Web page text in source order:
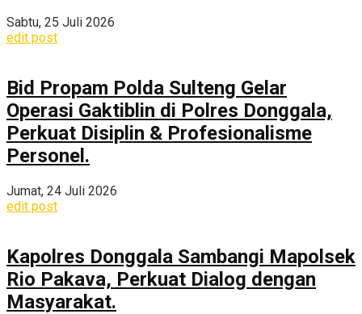
Sabtu, 25 Juli 2026
edit post
Bid Propam Polda Sulteng Gelar
Operasi Gaktiblin di Polres Donggala,
Perkuat Disiplin & Profesionalisme
Personel.
Jumat, 24 Juli 2026
edit post
Kapolres Donggala Sambangi Mapolsek
Rio Pakava, Perkuat Dialog dengan
Masyarakat.